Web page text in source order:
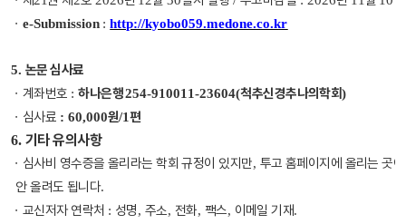
ㆍ e-Submission :http://kyobo059.medone.co.kr
5. 논문 심사료
ㆍ 계좌번호 :하나은행254-910011-23604(척추신경추나의학회)
ㆍ 심사료 : 60,000원/1편
6. 기타 유의사항
ㆍ 심사비 영수증을 올리라는 학회 규정이 있지만, 투고 홈페이지에 올리는 곳
안 올려도 됩니다.
ㆍ 교신저자 연락처 : 성명, 주소, 전화, 팩스, 이메일 기재.